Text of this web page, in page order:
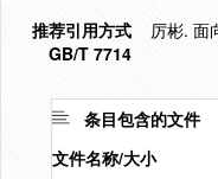
推荐引用方式
GB/T 7714
厉彬. 面
条目包含的文件
文件名称/大小